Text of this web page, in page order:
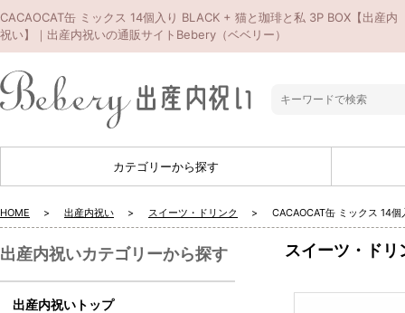
CACAOCAT缶 ミックス 14個入り BLACK + 猫と珈琲と私 3P BOX【出産内
祝い】｜出産内祝いの通販サイトBebery（ベベリー）
カテゴリーから探す
HOME 出産内祝い スイーツ・ドリンク CACAOCAT缶 ミックス 14
スイーツ・ドリ
出産内祝いカテゴリーから探す
出産内祝いトップ